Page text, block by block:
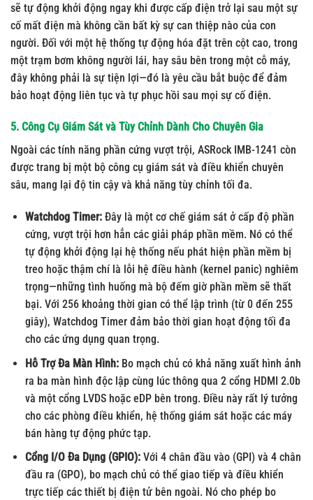
sẽ tự động khởi động ngay khi được cấp điện trở lại sau một sự
cố mất điện mà không cần bất kỳ sự can thiệp nào của con
người. Đối với một hệ thống tự động hóa đặt trên cột cao, trong
một trạm bơm không người lái, hay sâu bên trong một cỗ máy,
đây không phải là sự tiện lợi—đó là yêu cầu bắt buộc để đảm
bảo hoạt động liên tục và tự phục hồi sau mọi sự cố điện.
5. Công Cụ Giám Sát và Tùy Chỉnh Dành Cho Chuyên Gia
Ngoài các tính năng phần cứng vượt trội, ASRock IMB-1241 còn
được trang bị một bộ công cụ giám sát và điều khiển chuyên
sâu, mang lại độ tin cậy và khả năng tùy chỉnh tối đa.
Watchdog Timer:Đây là một cơ chế giám sát ở cấp độ phần
cứng, vượt trội hơn hẳn các giải pháp phần mềm. Nó có thể
tự động khởi động lại hệ thống nếu phát hiện phần mềm bị
treo hoặc thậm chí là lỗi hệ điều hành (kernel panic) nghiêm
trọng—những tình huống mà bộ đếm giờ phần mềm sẽ thất
bại. Với 256 khoảng thời gian có thể lập trình (từ 0 đến 255
giây), Watchdog Timer đảm bảo thời gian hoạt động tối đa
cho các ứng dụng quan trọng.
Hỗ Trợ Đa Màn Hình:Bo mạch chủ có khả năng xuất hình ảnh
ra ba màn hình độc lập cùng lúc thông qua 2 cổng HDMI 2.0b
và một cổng LVDS hoặc eDP bên trong. Điều này rất lý tưởng
cho các phòng điều khiển, hệ thống giám sát hoặc các máy
bán hàng tự động phức tạp.
Cổng I/O Đa Dụng (GPIO):Với 4 chân đầu vào (GPI) và 4 chân
đầu ra (GPO), bo mạch chủ có thể giao tiếp và điều khiển
trực tiếp các thiết bị điện tử bên ngoài. Nó cho phép bo